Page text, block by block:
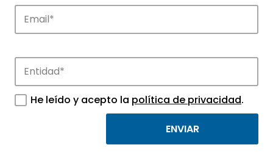
Noticias
Conoce las noticias más destacadas de
APTE y sus parques científicos y
tecnológicos.
He leído y acepto la política de privacidad.